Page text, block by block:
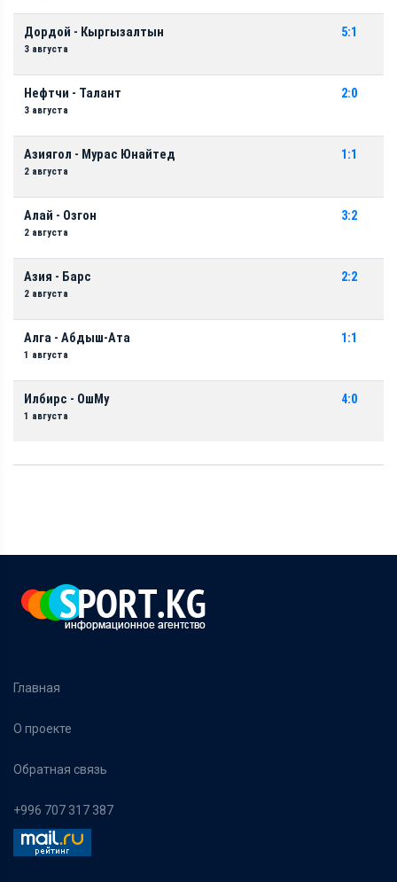
Дордой - Кыргызалтын
3 августа
5:1
Нефтчи - Талант
3 августа
2:0
Азиягол - Мурас Юнайтед
2 августа
1:1
Алай - Озгон
2 августа
3:2
Азия - Барс
2 августа
2:2
Алга - Абдыш-Ата
1 августа
1:1
Илбирс - ОшМу
1 августа
4:0
Главная
О проекте
Обратная связь
+996 707 317 387